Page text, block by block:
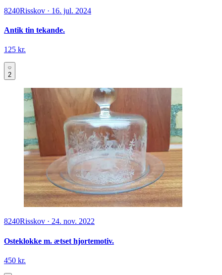
8240Risskov · 16. jul. 2024
Antik tin tekande.
125 kr.
2
8240Risskov · 24. nov. 2022
Osteklokke m. ætset hjortemotiv.
450 kr.